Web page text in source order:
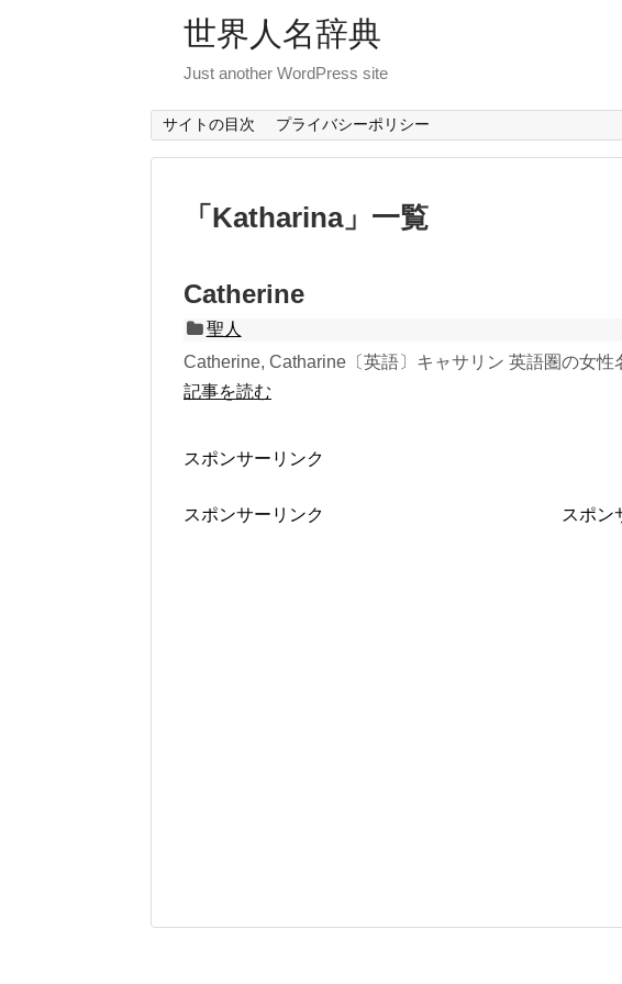
世界人名辞典
Just another WordPress site
サイトの目次 プライバシーポリシー
「 Katharina」 一覧
Catherine
聖人
Catherine, Catharine〔英語〕キャサリン 英語圏の女
記事を読む
スポンサーリンク
スポンサーリンク スポン